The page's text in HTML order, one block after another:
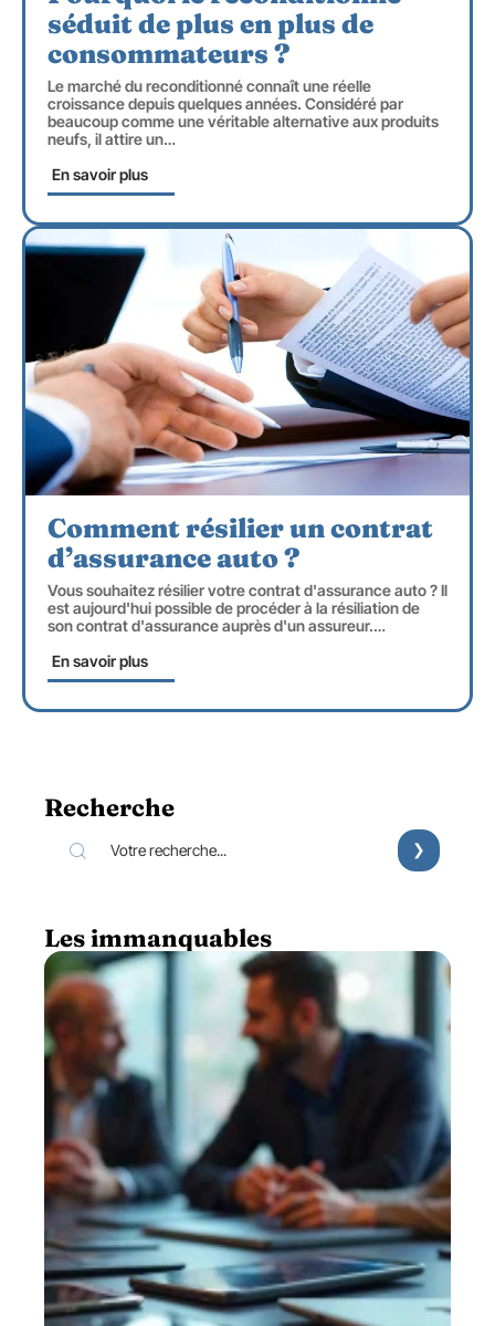
séduit de plus en plus de
consommateurs ?
Le marché du reconditionné connaît une réelle
croissance depuis quelques années. Considéré par
beaucoup comme une véritable alternative aux produits
neufs, il attire un…
En savoir plus
Comment résilier un contrat
d’assurance auto ?
Vous souhaitez résilier votre contrat d'assurance auto ? Il
est aujourd'hui possible de procéder à la résiliation de
son contrat d'assurance auprès d'un assureur.…
En savoir plus
Recherche
Les immanquables